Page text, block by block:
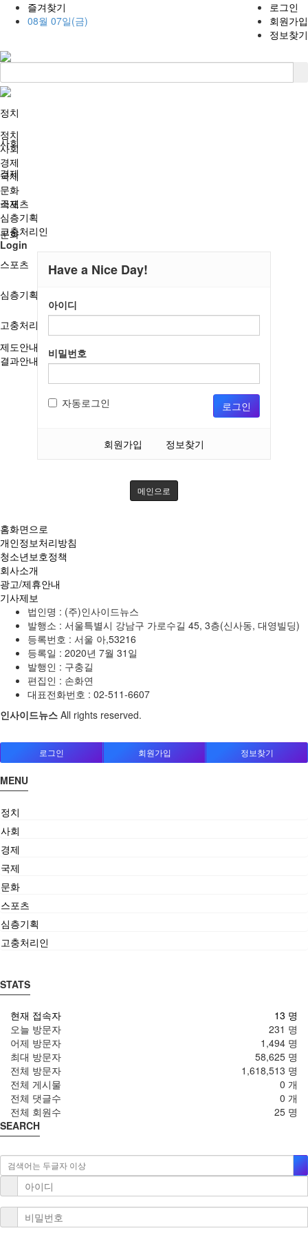
즐겨찾기
08월 07일(금)
로그인
회원가입
정보찾기
정치
사회
경제
국제
문화
스포츠
심층기획
고충처리인
제도안내
결과안내
정치
사회
경제
국제
문화
스포츠
심층기획
고충처리인
Login
Have a Nice Day!
아이디
비밀번호
자동로그인 로그인
회원가입 정보찾기
메인으로
홈화면으로
개인정보처리방침
청소년보호정책
회사소개
광고/제휴안내
기사제보
법인명 : (주)인사이드뉴스
발행소 : 서울특별시 강남구 가로수길 45, 3층(신사동, 대영빌딩)
등록번호 : 서울 아,53216
등록일 : 2020년 7월 31일
발행인 : 구충길
편집인 : 손화연
대표전화번호 : 02-511-6607
인사이드뉴스 All rights reserved.
로그인 회원가입 정보찾기
MENU
정치
사회
경제
국제
문화
스포츠
심층기획
고충처리인
STATS
13 명
현재 접속자
231 명
오늘 방문자
1,494 명
어제 방문자
58,625 명
최대 방문자
1,618,513 명
전체 방문자
0 개
전체 게시물
0 개
전체 댓글수
25 명
전체 회원수
SEARCH